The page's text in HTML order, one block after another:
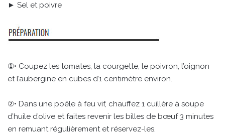
► Sel et poivre
①• Coupez les tomates, la courgette, le poivron, l’oignon
et l’aubergine en cubes d’1 centimètre environ.
②• Dans une poêle à feu vif, chauffez 1 cuillère à soupe
d’huile d’olive et faites revenir les billes de bœuf 3 minutes
en remuant régulièrement et réservez-les.